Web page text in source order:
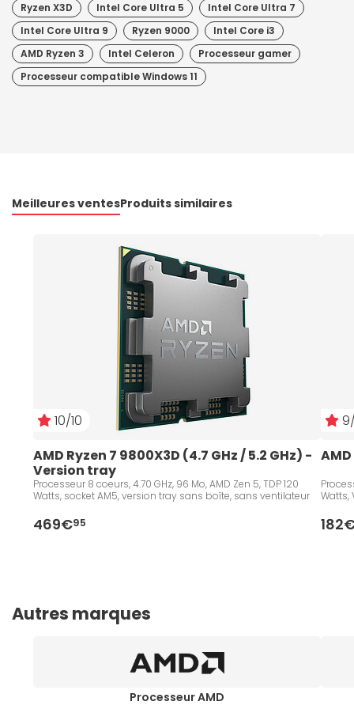
Ryzen X3D Intel Core Ultra 5
Intel Core Ultra 7
Intel Core Ultra 9
Ryzen 9000
Intel Core i3
AMD Ryzen 3
Intel Celeron
Processeur gamer
Processeur compatible Windows 11
Meilleures ventesProduits similaires
10/10
AMD Ryzen 7 9800X3D (4.7 GHz / 5.2 GHz) -
Version tray
Processeur 8 coeurs, 4.70 GHz, 96 Mo, AMD Zen 5, TDP 120
Watts, socket AM5, version tray sans boîte, sans ventilateur
469€95
Watts,
Autres marques
Processeur AMD